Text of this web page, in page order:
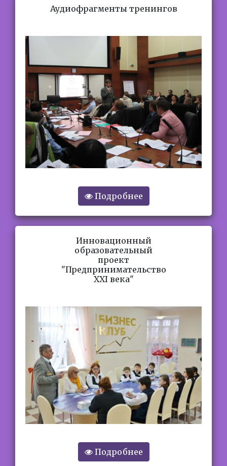
Подробнее
Аудиофрагменты тренингов
Подробнее
Инновационный
образовательный
проект
"Предпринимательство
ХХI века"